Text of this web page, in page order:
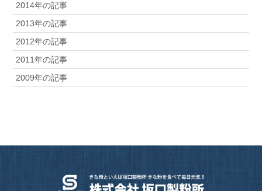
2014年の記事
2013年の記事
2012年の記事
2011年の記事
2009年の記事